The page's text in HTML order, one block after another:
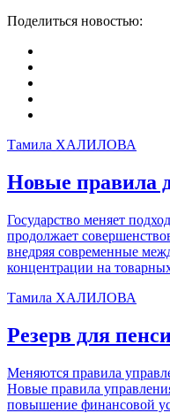
Поделиться новостью:
Тамила ХАЛИЛОВА
Новые правила
Государство меняет
продолжает
внедряя современные
концентрации на
Тамила ХАЛИЛОВА
Резерв для
Меняются правила
Новые правила
повышение финансовой